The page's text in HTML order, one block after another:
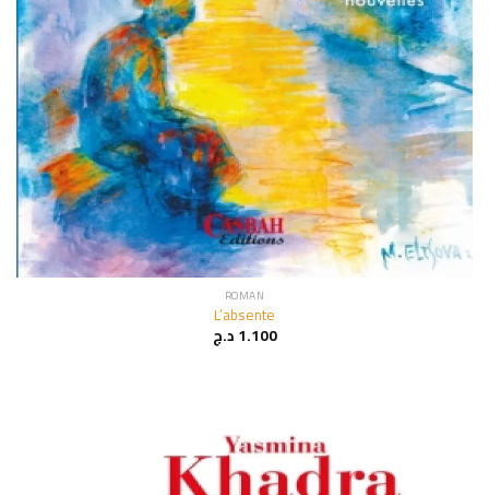
ROMAN
L’absente
1.100د.ج